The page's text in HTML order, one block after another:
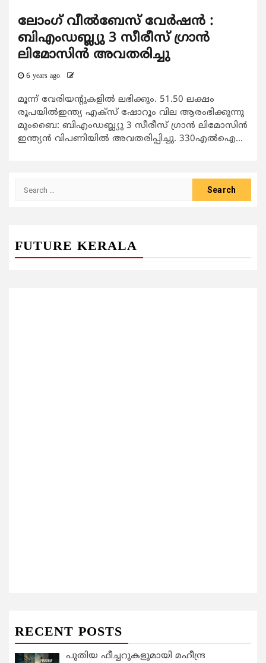
ലോംഗ് വീൽബേസ് വേർഷൻ :
ബിഎംഡബ്ല്യു 3 സീരീസ് ഗ്രാൻ
ലിമോസിൻ അവതരിച്ചു
6 years ago
മൂന്ന് വേരിയന്റുകളില്‍ ലഭിക്കും. 51.50 ലക്ഷം
രൂപയില്‍ഇന്ത്യ എക്‌സ് ഷോറൂം വില ആരംഭിക്കുന്നു
മുംബൈ: ബിഎംഡബ്ല്യു 3 സീരീസ് ഗ്രാന്‍ ലിമോസിന്‍
ഇന്ത്യന്‍ വിപണിയില്‍ അവതരിപ്പിച്ചു. 330എല്‍ഐ...
FUTURE KERALA
RECENT POSTS
പുതിയ ഫീച്ചറുകളുമായി മഹീന്ദ്ര